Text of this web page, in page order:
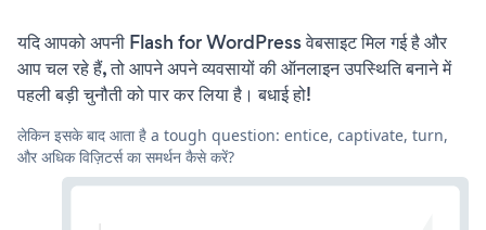
यदि आपको अपनी Flash for WordPress वेबसाइट मिल गई है और
आप चल रहे हैं, तो आपने अपने व्यवसायों की ऑनलाइन उपस्थिति बनाने में
पहली बड़ी चुनौती को पार कर लिया है। बधाई हो!
लेकिन इसके बाद आता है a tough question: entice, captivate, turn,
और अधिक विज़िटर्स का समर्थन कैसे करें?